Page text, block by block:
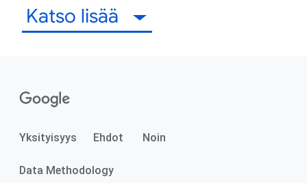
Katso lisää
Yksityisyys Ehdot Noin
Data Methodology